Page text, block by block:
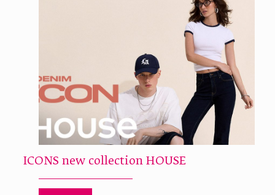
ICONS new collection HOUSE